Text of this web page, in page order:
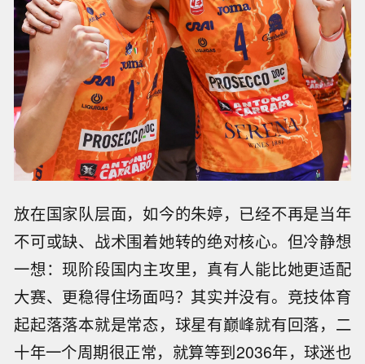
放在国家队层面，如今的朱婷，已经不再是当年
不可或缺、战术围着她转的绝对核心。但冷静想
一想：现阶段国内主攻里，真有人能比她更适配
大赛、更稳得住场面吗？其实并没有。竞技体育
起起落落本就是常态，球星有巅峰就有回落，二
十年一个周期很正常，就算等到2036年，球迷也